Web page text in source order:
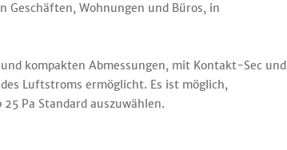
Geschäften, Wohnungen und Büros, in
kompakten Abmessungen, mit Kontakt-Sec und
Luftstroms ermöglicht. Es ist möglich,
Pa Standard auszuwählen.